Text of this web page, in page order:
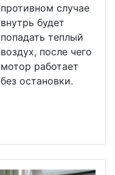
противном случае
внутрь будет
попадать теплый
воздух, после чего
мотор работает
без остановки.